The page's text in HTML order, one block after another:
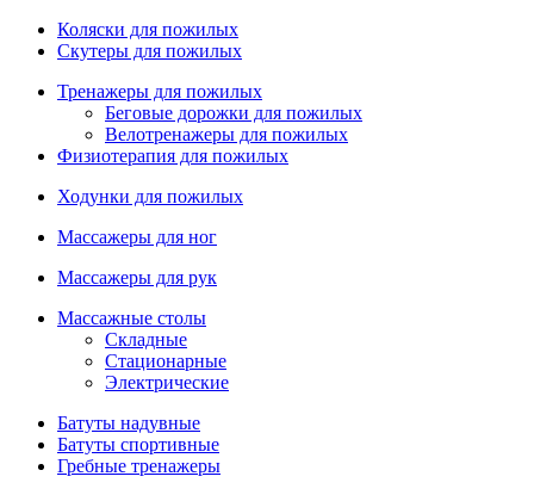
Коляски для пожилых
Скутеры для пожилых
Тренажеры для пожилых
Беговые дорожки для пожилых
Велотренажеры для пожилых
Физиотерапия для пожилых
Ходунки для пожилых
Массажеры для ног
Массажеры для рук
Массажные столы
Складные
Стационарные
Электрические
Батуты надувные
Батуты спортивные
Гребные тренажеры